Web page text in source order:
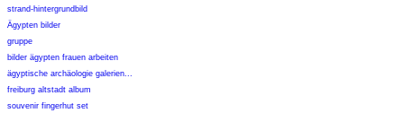
strand-hintergrundbild
Ägypten bilder
gruppe
bilder ägypten frauen arbeiten
ägyptische archäologie galerien...
freiburg altstadt album
souvenir fingerhut set